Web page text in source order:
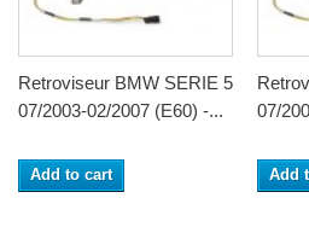
Retroviseur BMW SERIE 5
07/2003-02/2007 (E60) -...
Add to cart
07/
Add